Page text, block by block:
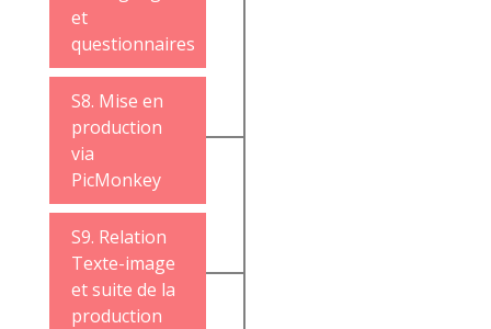
et
questionnaires
S8. Mise en
production
via
PicMonkey
S9. Relation
Texte-image
et suite de la
production